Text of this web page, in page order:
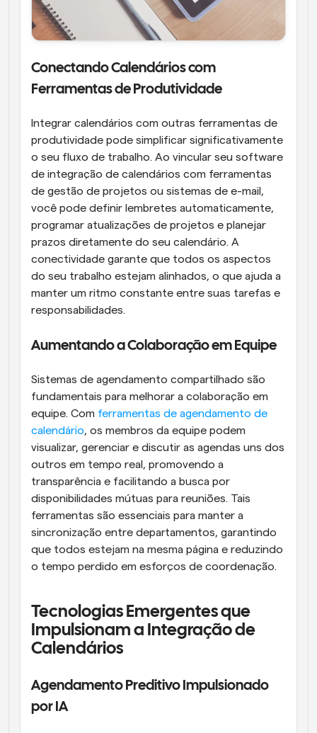
Conectando Calendários com
Ferramentas de Produtividade
Integrar calendários com outras ferramentas de
produtividade pode simplificar significativamente
o seu fluxo de trabalho. Ao vincular seu software
de integração de calendários com ferramentas
de gestão de projetos ou sistemas de e-mail,
você pode definir lembretes automaticamente,
programar atualizações de projetos e planejar
prazos diretamente do seu calendário. A
conectividade garante que todos os aspectos
do seu trabalho estejam alinhados, o que ajuda a
manter um ritmo constante entre suas tarefas e
responsabilidades.
Aumentando a Colaboração em Equipe
Sistemas de agendamento compartilhado são
fundamentais para melhorar a colaboração em
equipe. Com ferramentas de agendamento de
calendário, os membros da equipe podem
visualizar, gerenciar e discutir as agendas uns dos
outros em tempo real, promovendo a
transparência e facilitando a busca por
disponibilidades mútuas para reuniões. Tais
ferramentas são essenciais para manter a
sincronização entre departamentos, garantindo
que todos estejam na mesma página e reduzindo
o tempo perdido em esforços de coordenação.
Tecnologias Emergentes que
Impulsionam a Integração de
Calendários
Agendamento Preditivo Impulsionado
por IA